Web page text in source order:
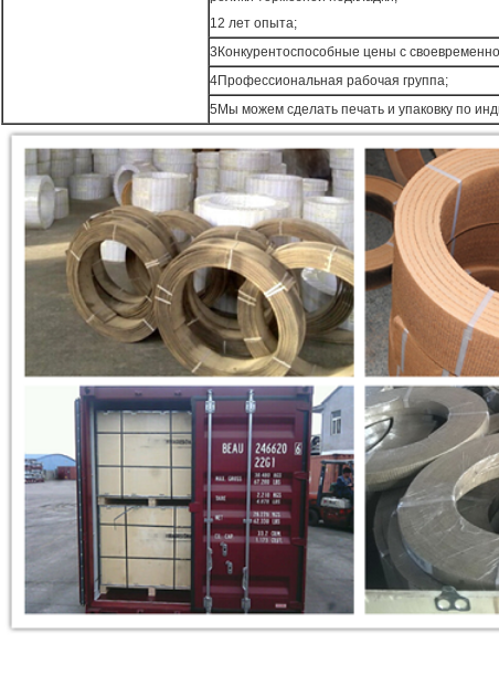
12 лет опыта;
3Конкурентоспособные цены с
4Профессиональная рабочая группа;
5Мы можем сделать печать и упаковку по